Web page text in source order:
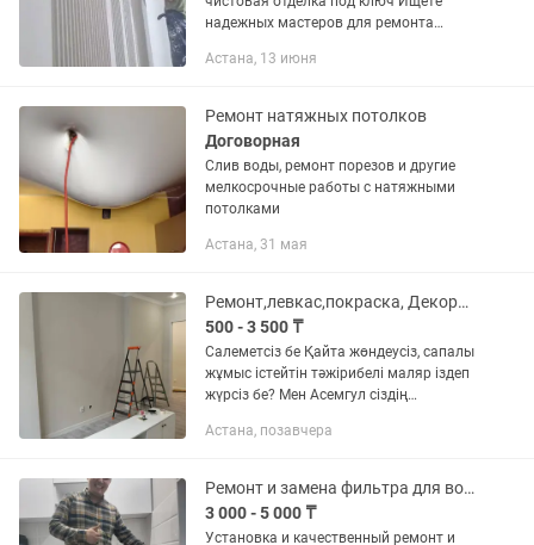
надежных мастеров для ремонта
качественную и чистовую отделку с
Астана, 13 июня
Ремонт натяжных потолков
Договорная
Слив воды, ремонт порезов и другие
мелкосрочные работы с натяжными
потолками
Астана, 31 мая
Ремонт,левкас,покраска, Декоративный штукатурка, Мокрый шелк
500 - 3 500 ₸
Салеметсіз бе Қайта жөндеусіз, сапалы
жұмыс істейтін тәжірибелі маляр іздеп
жүрсіз бе? Мен Асемгул сіздің
астам уақыт бойы тұрғын үйлер мен
Астана, позавчера
Ремонт и замена фильтра для воды
3 000 - 5 000 ₸
Установка и качественный ремонт и